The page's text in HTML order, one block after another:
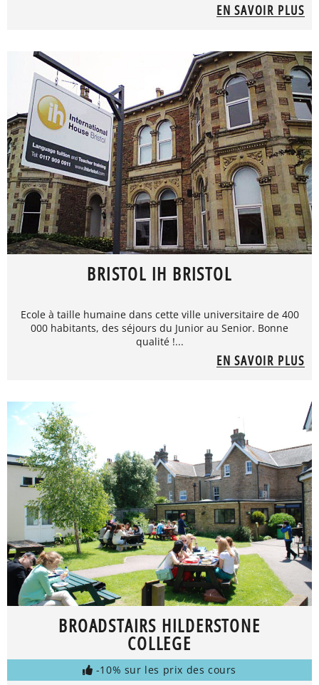
EN SAVOIR PLUS
BRISTOL IH BRISTOL
Ecole à taille humaine dans cette ville universitaire de 400
000 habitants, des séjours du Junior au Senior. Bonne
qualité !...
EN SAVOIR PLUS
BROADSTAIRS HILDERSTONE
COLLEGE
-10% sur les prix des cours